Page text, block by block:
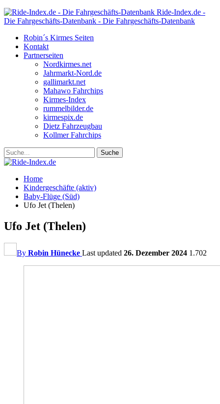
Ride-Index.de -
Die Fahrgeschäfts-Datenbank - Die Fahrgeschäfts-Datenbank
Robin´s Kirmes Seiten
Kontakt
Partnerseiten
Nordkirmes.net
Jahrmarkt-Nord.de
gallimarkt.net
Mahawo Fahrchips
Kirmes-Index
rummelbilder.de
kirmespix.de
Dietz Fahrzeugbau
Kollmer Fahrchips
Home
Kindergeschäfte (aktiv)
Baby-Flüge (Süd)
Ufo Jet (Thelen)
Ufo Jet (Thelen)
By Robin Hünecke Last updated 26. Dezember 2024 1.702